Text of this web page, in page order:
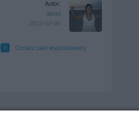
Autor:
akset
2013-02-09
Oznacz jako wypróbowany